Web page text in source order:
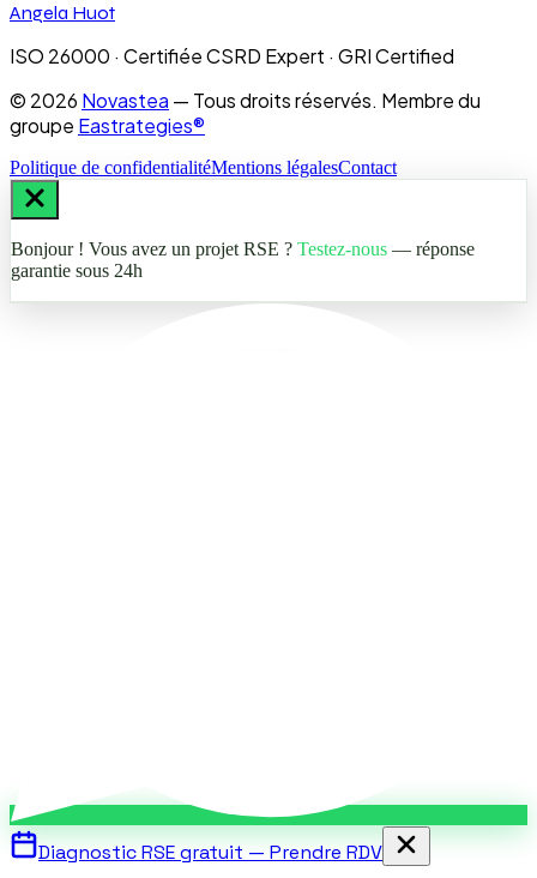
Angela Huot
ISO 26000 · Certifiée CSRD Expert · GRI Certified
© 2026 Novastea — Tous droits réservés. Membre du
groupe Eastrategies®
Politique de confidentialitéMentions légalesContact
Bonjour ! Vous avez un projet RSE ? Testez-nous — réponse
garantie sous 24h
Diagnostic RSE gratuit — Prendre RDV